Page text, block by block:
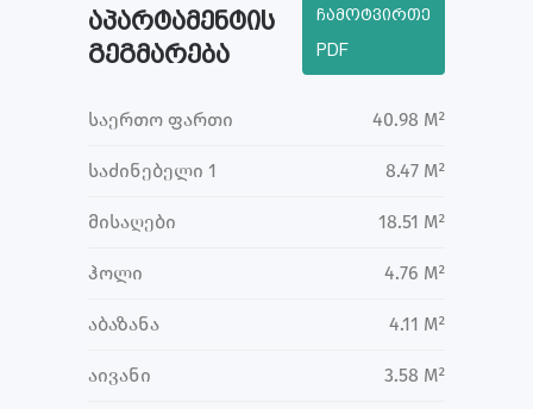
აპარტამენტის
გეგმარება
ჩამოტვირთე
PDF
საერთო ფართი 40.98 M²
საძინებელი 1 8.47 M²
მისაღები 18.51 M²
ჰოლი 4.76 M²
აბაზანა 4.11 M²
აივანი 3.58 M²